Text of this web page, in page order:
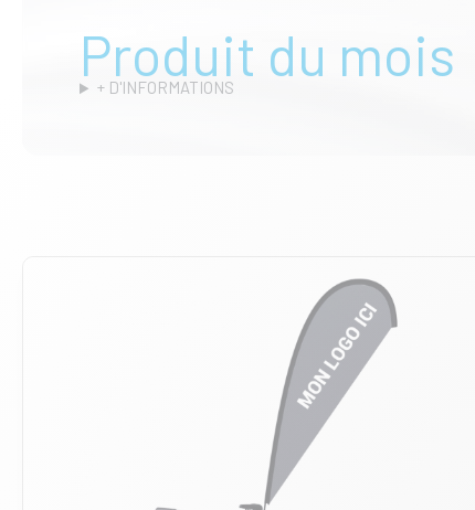
Produit du mois
+ D'INFORMATIONS